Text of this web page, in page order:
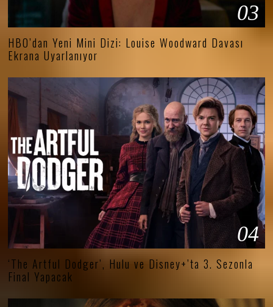
03
HBO’dan Yeni Mini Dizi: Louise Woodward Davası
Ekrana Uyarlanıyor
04
‘The Artful Dodger’, Hulu ve Disney+’ta 3. Sezonla
Final Yapacak